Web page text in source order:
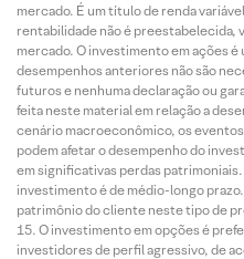
mercado. É um título de renda
rentabilidade não é preestabelecida,
mercado. O investimento em ações
desempenhos anteriores não são
futuros e nenhuma declaração ou
feita neste material em relação a
cenário macroeconômico, os
podem afetar o desempenho do
em significativas perdas
investimento é de médio-longo
patrimônio do cliente neste tipo de
O investimento em opções é
investidores de perfil agressivo, de